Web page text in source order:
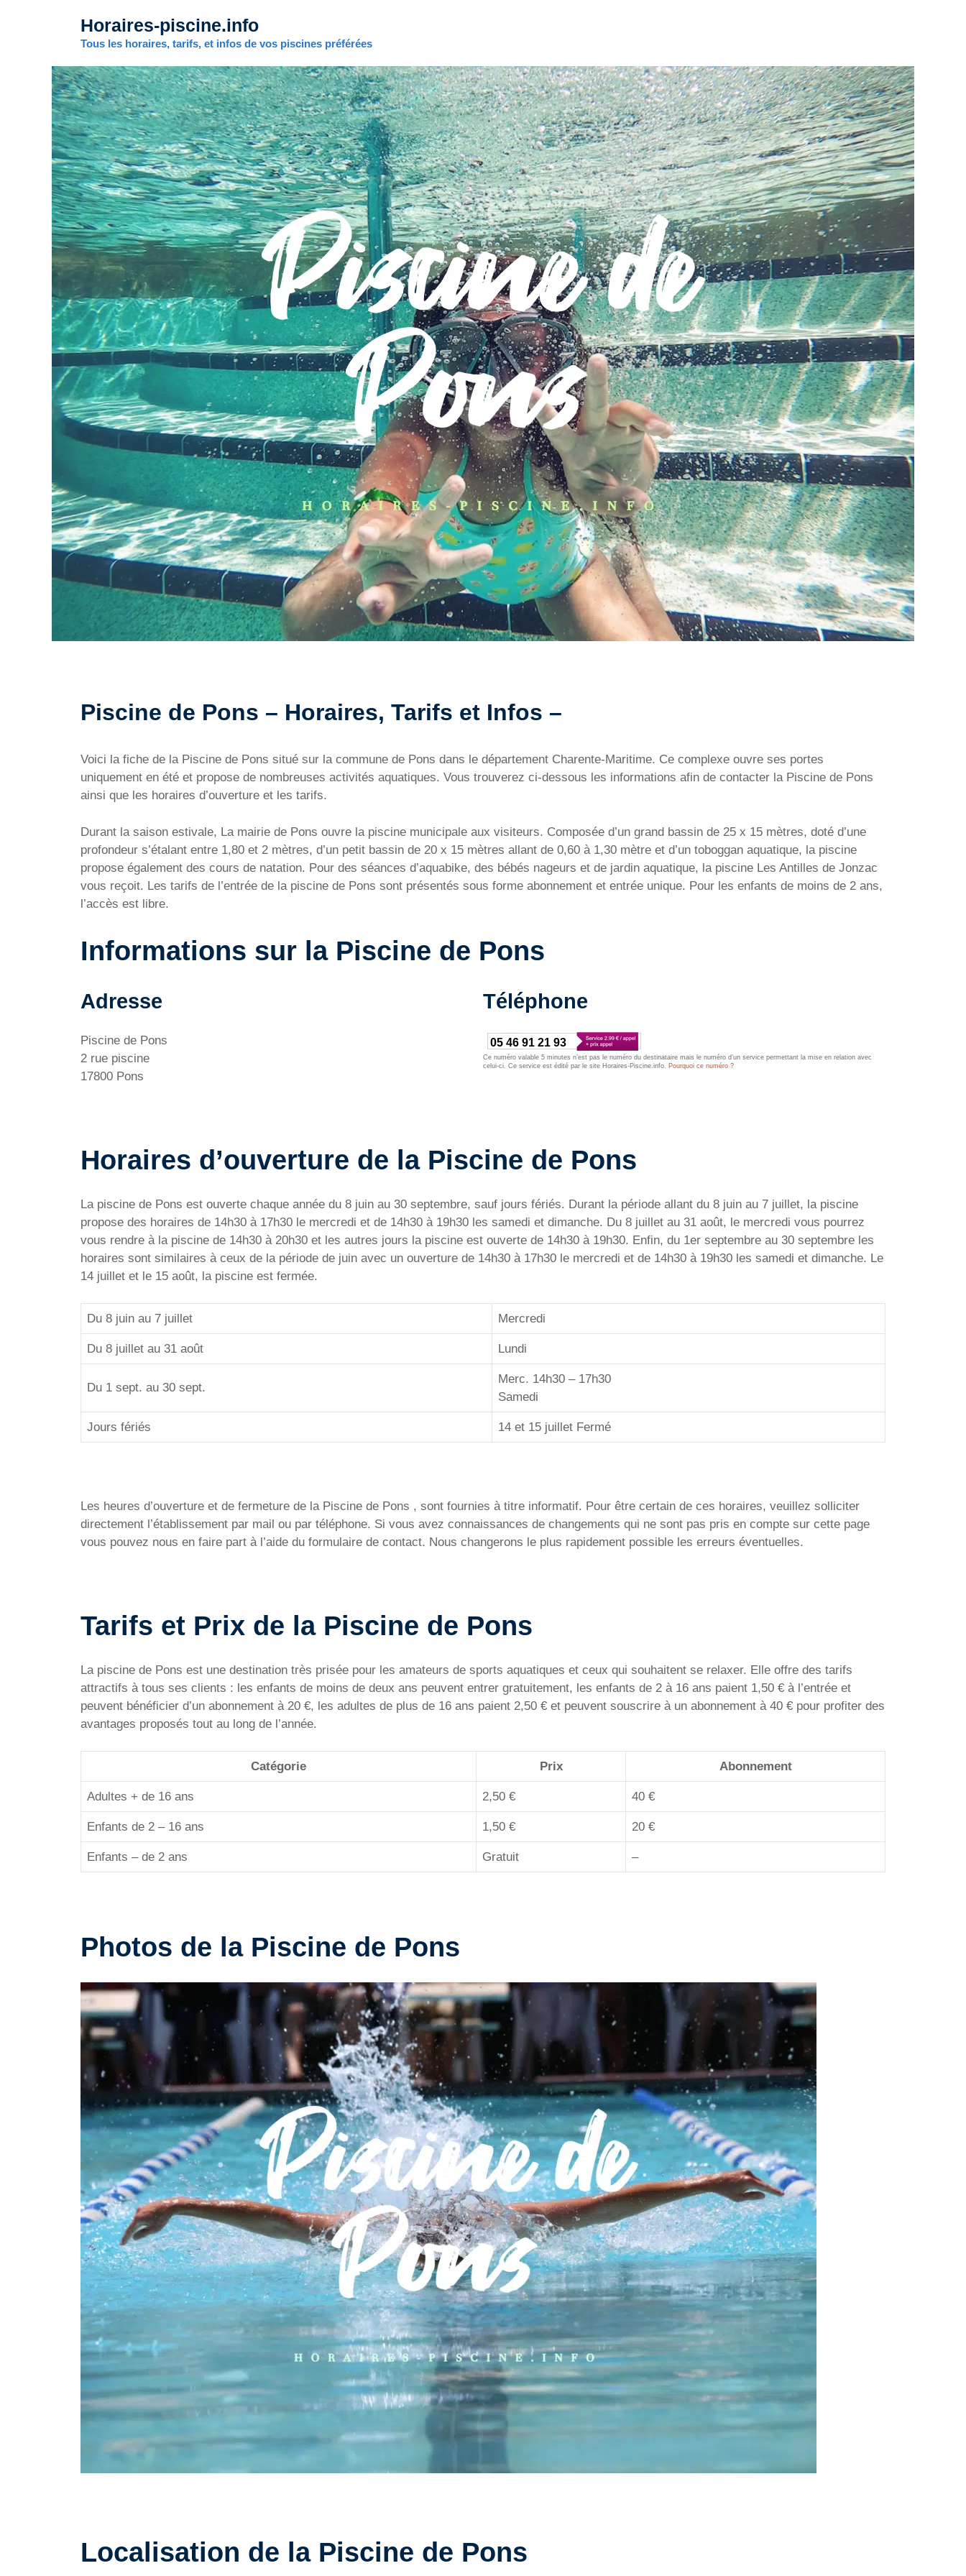
Horaires-piscine.info
Tous les horaires, tarifs, et infos de vos piscines préférées
Piscine de Pons – Horaires, Tarifs et Infos –
Voici la fiche de la Piscine de Pons situé sur la commune de Pons dans le département Charente-Maritime. Ce complexe ouvre ses portes
uniquement en été et propose de nombreuses activités aquatiques. Vous trouverez ci-dessous les informations afin de contacter la Piscine de Pons
ainsi que les horaires d’ouverture et les tarifs.
Durant la saison estivale, La mairie de Pons ouvre la piscine municipale aux visiteurs. Composée d’un grand bassin de 25 x 15 mètres, doté d’une
profondeur s’étalant entre 1,80 et 2 mètres, d’un petit bassin de 20 x 15 mètres allant de 0,60 à 1,30 mètre et d’un toboggan aquatique, la piscine
propose également des cours de natation. Pour des séances d’aquabike, des bébés nageurs et de jardin aquatique, la piscine Les Antilles de Jonzac
vous reçoit. Les tarifs de l’entrée de la piscine de Pons sont présentés sous forme abonnement et entrée unique. Pour les enfants de moins de 2 ans,
l’accès est libre.
Informations sur la Piscine de Pons
Adresse
Piscine de Pons
2 rue piscine
17800 Pons
Téléphone
05 46 91 21 93
Ce numéro valable 5 minutes n’est pas le numéro du destinataire mais le numéro d’un service permettant la mise en relation avec
celui-ci. Ce service est édité par le site Horaires-Piscine.info. Pourquoi ce numéro ?
Horaires d’ouverture de la Piscine de Pons
La piscine de Pons est ouverte chaque année du 8 juin au 30 septembre, sauf jours fériés. Durant la période allant du 8 juin au 7 juillet, la piscine
propose des horaires de 14h30 à 17h30 le mercredi et de 14h30 à 19h30 les samedi et dimanche. Du 8 juillet au 31 août, le mercredi vous pourrez
vous rendre à la piscine de 14h30 à 20h30 et les autres jours la piscine est ouverte de 14h30 à 19h30. Enfin, du 1er septembre au 30 septembre les
horaires sont similaires à ceux de la période de juin avec un ouverture de 14h30 à 17h30 le mercredi et de 14h30 à 19h30 les samedi et dimanche. Le
14 juillet et le 15 août, la piscine est fermée.
Du 8 juin au 7 juillet Mercredi
Du 8 juillet au 31 août Lundi
Du 1 sept. au 30 sept.
Merc. 14h30 – 17h30
Samedi
Jours fériés 14 et 15 juillet Fermé
Les heures d’ouverture et de fermeture de la Piscine de Pons , sont fournies à titre informatif. Pour être certain de ces horaires, veuillez solliciter
directement l’établissement par mail ou par téléphone. Si vous avez connaissances de changements qui ne sont pas pris en compte sur cette page
vous pouvez nous en faire part à l’aide du formulaire de contact. Nous changerons le plus rapidement possible les erreurs éventuelles.
Tarifs et Prix de la Piscine de Pons
La piscine de Pons est une destination très prisée pour les amateurs de sports aquatiques et ceux qui souhaitent se relaxer. Elle offre des tarifs
attractifs à tous ses clients : les enfants de moins de deux ans peuvent entrer gratuitement, les enfants de 2 à 16 ans paient 1,50 € à l’entrée et
peuvent bénéficier d’un abonnement à 20 €, les adultes de plus de 16 ans paient 2,50 € et peuvent souscrire à un abonnement à 40 € pour profiter des
avantages proposés tout au long de l’année.
Catégorie Prix Abonnement
Adultes + de 16 ans 2,50 € 40 €
Enfants de 2 – 16 ans 1,50 € 20 €
Enfants – de 2 ans Gratuit –
Photos de la Piscine de Pons
Localisation de la Piscine de Pons